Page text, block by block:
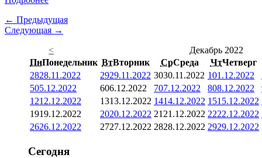
← Предыдущая
Следующая →
<
Декабрь 2022
ПнПонедельник ВтВторник СрСреда ЧтЧетверг
2828.11.2022 2929.11.2022 3030.11.2022 101.12.2022
505.12.2022 606.12.2022 707.12.2022 808.12.2022
1212.12.2022 1313.12.2022 1414.12.2022 1515.12.2022
1919.12.2022 2020.12.2022 21 21.12.2022 2222.12.2022
2626.12.2022 2727.12.2022 2828.12.2022 2929.12.2022
Сегодня